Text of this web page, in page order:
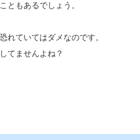
ともあるでしょう。
れていてはダメなのです。
てませんよね？